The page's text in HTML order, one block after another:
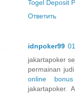
Togel Deposit
Ответить
idnpoker99
jakartapoker
permainan
online
jakartapoker.